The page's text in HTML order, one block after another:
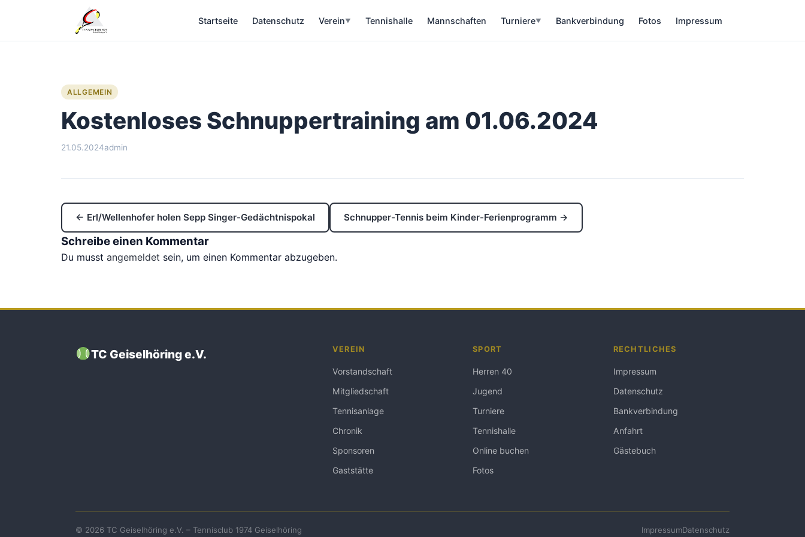
Startseite Datenschutz Verein▼ Tennishalle Mannschaften Turniere▼ Bankverbindung Fotos Impressum
ALLGEMEIN
Kostenloses Schnuppertraining am 01.06.2024
21.05.2024admin
← Erl/Wellenhofer holen Sepp Singer-Gedächtnispokal Schnupper-Tennis beim Kinder-Ferienprogramm →
Schreibe einen Kommentar
Du musst angemeldet sein, um einen Kommentar abzugeben.
TC Geiselhöring e.V. VEREIN
Vorstandschaft
Mitgliedschaft
Tennisanlage
Chronik
Sponsoren
Gaststätte
SPORT
Herren 40
Jugend
Turniere
Tennishalle
Online buchen
Fotos
RECHTLICHES
Impressum
Datenschutz
Bankverbindung
Anfahrt
Gästebuch
© 2026 TC Geiselhöring e.V. – Tennisclub 1974 Geiselhöring ImpressumDatenschutz